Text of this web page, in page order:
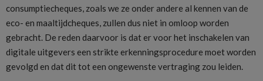
consumptiecheques, zoals we ze onder andere al kennen van de
eco- en maaltijdcheques, zullen dus niet in omloop worden
gebracht. De reden daarvoor is dat er voor het inschakelen van
digitale uitgevers een strikte erkenningsprocedure moet worden
gevolgd en dat dit tot een ongewenste vertraging zou leiden.